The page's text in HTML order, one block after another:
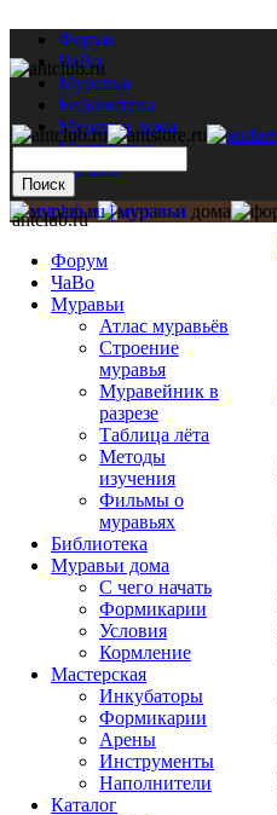
Форум
ЧаВо
Муравьи
Библиотека
Муравьи дома
Мастерская
Каталог
antclub.ru
Форум
ЧаВо
Муравьи
Атлас муравьёв
Строение
муравья
Муравейник в
разрезе
Таблица лёта
Методы
изучения
Фильмы о
муравьях
Библиотека
Муравьи дома
С чего начать
Формикарии
Условия
Кормление
Мастерская
Инкубаторы
Формикарии
Арены
Инструменты
Наполнители
Каталог